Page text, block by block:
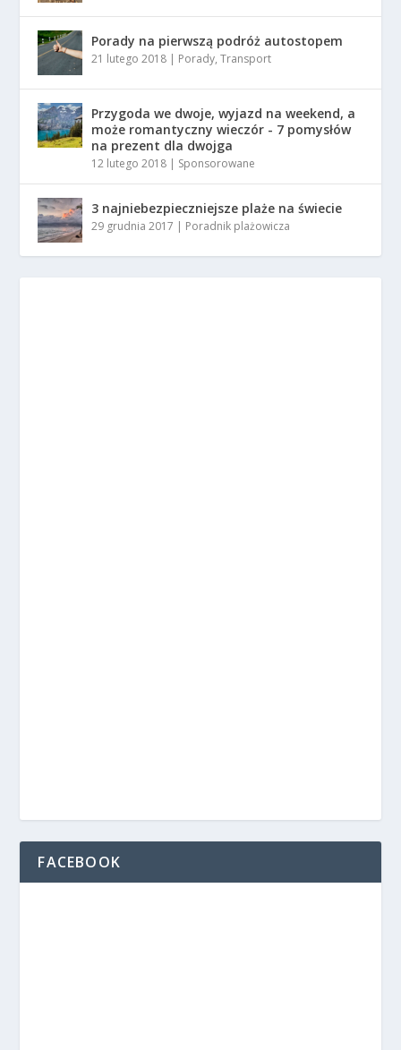
Porady na pierwszą podróż autostopem
21 lutego 2018 Porady,Transport
Przygoda we dwoje, wyjazd na weekend, a
może romantyczny wieczór - 7 pomysłów
na prezent dla dwojga
12 lutego 2018 Sponsorowane
3 najniebezpieczniejsze plaże na świecie
29 grudnia 2017 Poradnik plażowicza
FACEBOOK